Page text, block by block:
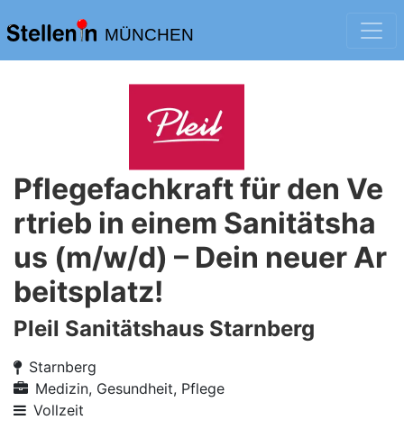
MÜNCHEN
Pflegefachkraft für den Ve
rtrieb in einem Sanitätsha
us (m/w/d) – Dein neuer Ar
beitsplatz!
Pleil Sanitätshaus Starnberg
Starnberg
Medizin, Gesundheit, Pflege
Vollzeit